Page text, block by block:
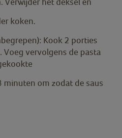
koken.
Kook 2 porties
Voeg vervolgens de pasta
om zodat de saus